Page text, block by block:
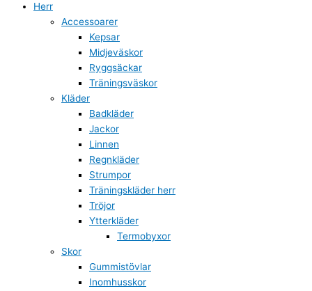
Herr
Accessoarer
Kepsar
Midjeväskor
Ryggsäckar
Träningsväskor
Kläder
Badkläder
Jackor
Linnen
Regnkläder
Strumpor
Träningskläder herr
Tröjor
Ytterkläder
Termobyxor
Skor
Gummistövlar
Inomhusskor